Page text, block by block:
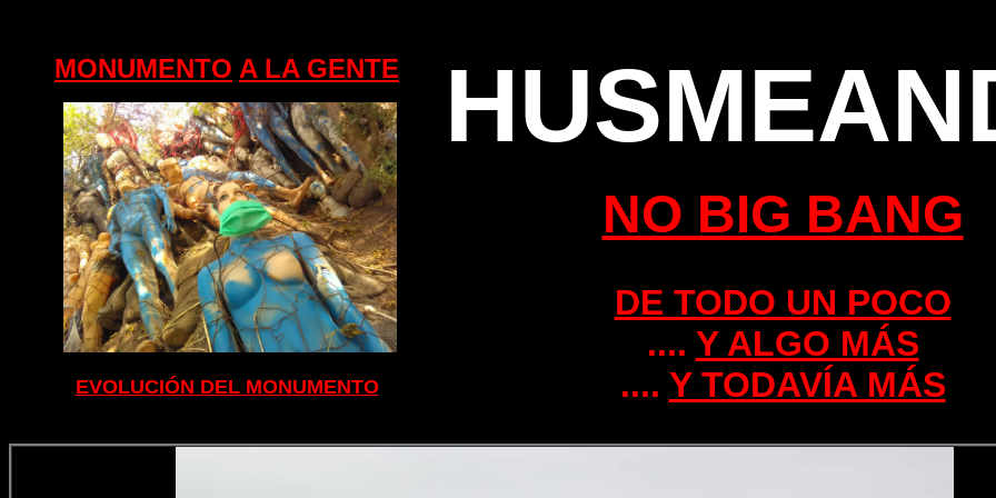
MONUMENTO A LA GENTE
EVOLUCIÓN DEL MONUMENTO
NO BIG BANG
DE TODO UN POCO
.... Y ALGO MÁS
.... Y TODAVÍA MÁS